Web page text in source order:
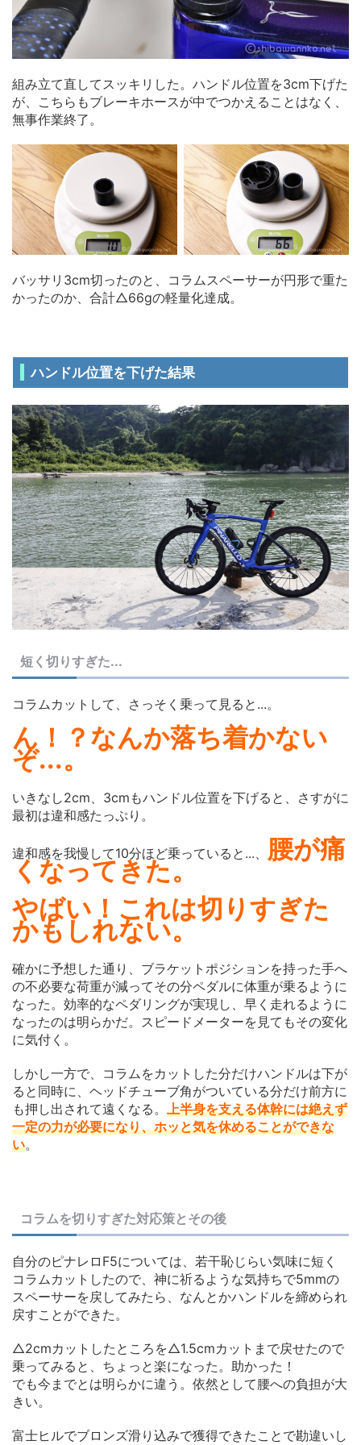
組み立て直してスッキリした。ハンドル位置を3cm下げた
が、こちらもブレーキホースが中でつかえることはなく、
無事作業終了。
バッサリ3cm切ったのと、コラムスペーサーが円形で重た
かったのか、合計△66gの軽量化達成。
ハンドル位置を下げた結果
短く切りすぎた...
コラムカットして、さっそく乗って見ると...。
ん！？なんか落ち着かない
ぞ...。
いきなし2cm、3cmもハンドル位置を下げると、さすがに
最初は違和感たっぷり。
違和感を我慢して10分ほど乗っていると...、 腰が痛
くなってきた。
やばい！これは切りすぎた
かもしれない。
確かに予想した通り、ブラケットポジションを持った手へ
の不必要な荷重が減ってその分ペダルに体重が乗るように
なった。効率的なペダリングが実現し、早く走れるように
なったのは明らかだ。スピードメーターを見てもその変化
に気付く。
しかし一方で、コラムをカットした分だけハンドルは下が
ると同時に、ヘッドチューブ角がついている分だけ前方に
も押し出されて遠くなる。 上半身を支える体幹には絶えず
一定の力が必要になり、ホッと気を休めることができな
い。
コラムを切りすぎた対応策とその後
自分のピナレロF5については、若干恥じらい気味に短く
コラムカットしたので、神に祈るような気持ちで5mmの
スペーサーを戻してみたら、なんとかハンドルを締められ
戻すことができた。
△2cmカットしたところを△1.5cmカットまで戻せたので
乗ってみると、ちょっと楽になった。助かった！
でも今までとは明らかに違う。依然として腰への負担が大
きい。
富士ヒルでブロンズ滑り込みで獲得できたことで勘違いし